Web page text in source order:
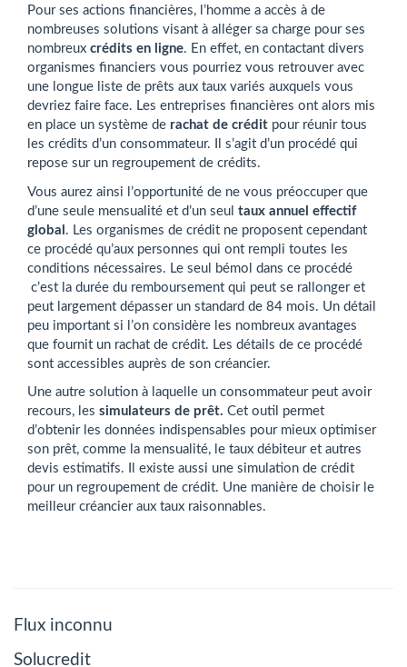
Pour ses actions financières, l’homme a accès à de
nombreuses solutions visant à alléger sa charge pour ses
nombreux crédits en ligne. En effet, en contactant divers
organismes financiers vous pourriez vous retrouver avec
une longue liste de prêts aux taux variés auxquels vous
devriez faire face. Les entreprises financières ont alors mis
en place un système de rachat de crédit pour réunir tous
les crédits d’un consommateur. Il s’agit d’un procédé qui
repose sur un regroupement de crédits.
Vous aurez ainsi l’opportunité de ne vous préoccuper que
d’une seule mensualité et d’un seul taux annuel effectif
global . Les organismes de crédit ne proposent cependant
ce procédé qu’aux personnes qui ont rempli toutes les
conditions nécessaires. Le seul bémol dans ce procédé
c’est la durée du remboursement qui peut se rallonger et
peut largement dépasser un standard de 84 mois. Un détail
peu important si l’on considère les nombreux avantages
que fournit un rachat de crédit. Les détails de ce procédé
sont accessibles auprès de son créancier.
Une autre solution à laquelle un consommateur peut avoir
recours, les simulateurs de prêt. Cet outil permet
d’obtenir les données indispensables pour mieux optimiser
son prêt, comme la mensualité, le taux débiteur et autres
devis estimatifs. Il existe aussi une simulation de crédit
pour un regroupement de crédit. Une manière de choisir le
meilleur créancier aux taux raisonnables.
Flux inconnu
Solucredit